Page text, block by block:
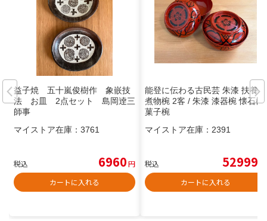
益子焼 五十嵐俊樹作 象嵌技
法 お皿 2点セット 島岡逹三
師事
マイストア在庫： 3761
税込 6960円
カートに入れる
能登に伝わる古民芸 朱漆 扶養手
煮物椀 2客 / 朱漆 漆器椀 懐石椀
菓子椀
マイストア在庫： 2391
税込 52999
カートに入れる